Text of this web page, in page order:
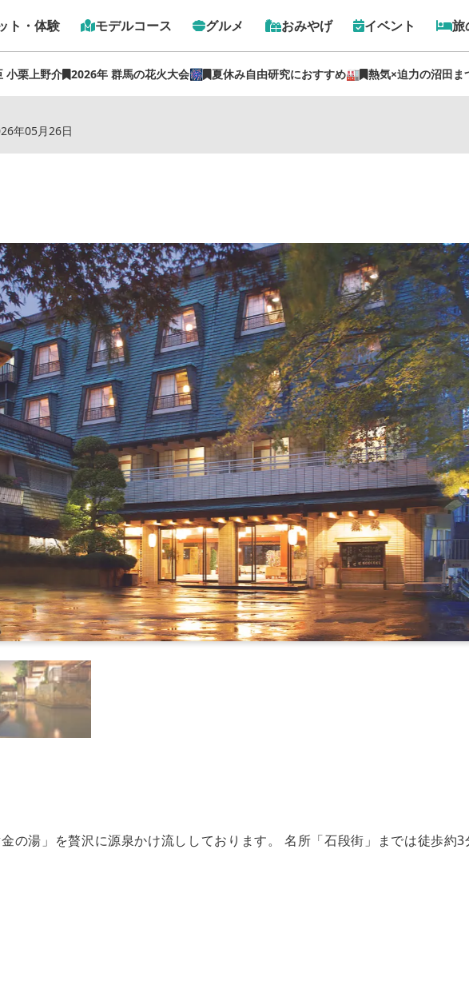
ト・体験 モデルコース グルメ おみやげ イベント 旅
小栗上野介 2026年 群馬の花火大会🎆 夏休み自由研究におすすめ🏭 熱気×迫力の沼田
年05月26日
の湯」を贅沢に源泉かけ流ししております。 名所「石段街」までは徒歩約